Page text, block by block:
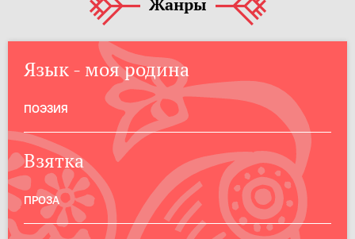
Жанры
Язык - моя родина
ПОЭЗИЯ
Взятка
ПРОЗА